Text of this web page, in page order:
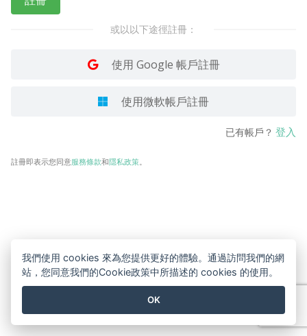
或以以下途徑註冊：
使用 Google 帳戶註冊
使用微軟帳戶註冊
已有帳戶？ 登入
註冊即表示您同意服務條款和隱私政策。
我們使用 cookies 來為您提供更好的體驗。通過訪問我們的網
站，您同意我們的Cookie政策中所描述的 cookies 的使用。
OK